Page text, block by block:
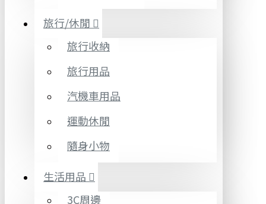
旅行/休閒
旅行收納
旅行用品
汽機車用品
運動休閒
隨身小物
生活用品
3C周邊